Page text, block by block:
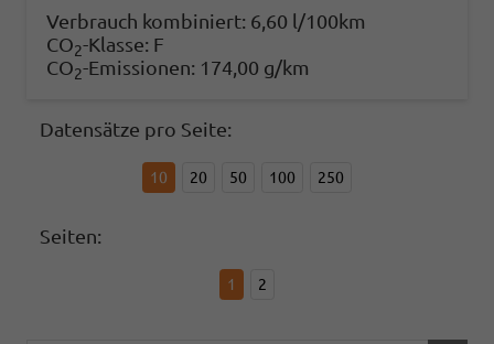
Verbrauch kombiniert: 6,60 l/100km
CO2-Klasse: F
CO2-Emissionen: 174,00 g/km
Datensätze pro Seite:
10 20 50 100 250
Seiten:
1 2